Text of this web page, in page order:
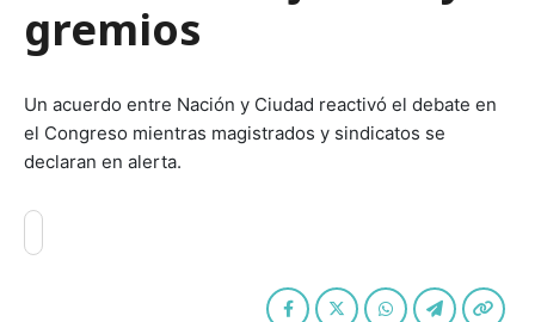
gremios
Un acuerdo entre Nación y Ciudad reactivó el debate en
el Congreso mientras magistrados y sindicatos se
declaran en alerta.